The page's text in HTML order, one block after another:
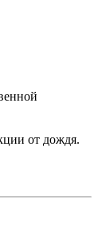
от дождя.